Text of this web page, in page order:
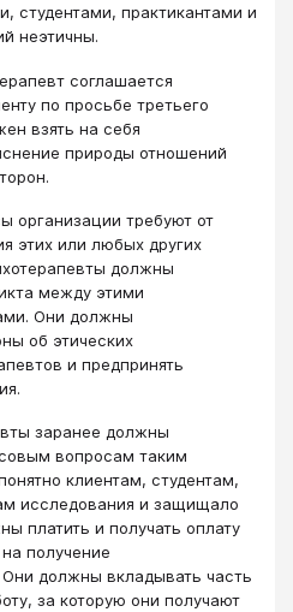
студентами, практикантами и
неэтичны.
соглашается
по просьбе третьего
взять на себя
природы отношений
организации требуют от
этих или любых других
должны
между этими
Они должны
об этических
и предпринять
заранее должны
вопросам таким
клиентам, студентам,
исследования и защищало
платить и получать оплату
получение
должны вкладывать часть
за которую они получают